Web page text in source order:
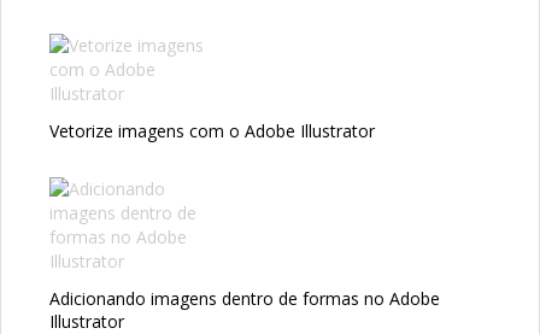
Vetorize imagens com o Adobe Illustrator
Adicionando imagens dentro de formas no Adobe
Illustrator